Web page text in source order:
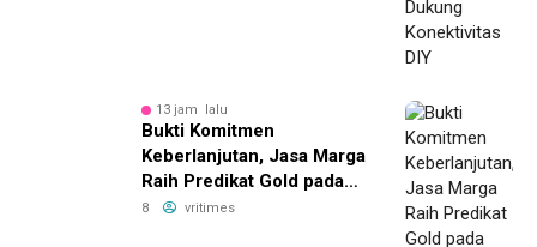
13 jam lalu
Bukti Komitmen
Keberlanjutan, Jasa Marga
Raih Predikat Gold pada
6th TJSL & CSR Award
8 vritimes